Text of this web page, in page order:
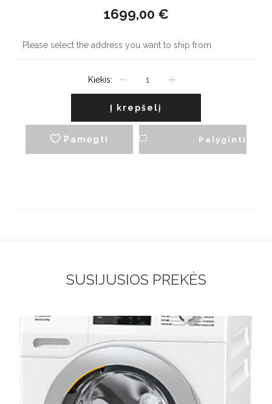
1699,00 €
Please select the address you want to ship from
Kiekis:
Pamėgti
Į krepšelį
Palyginti
SUSIJUSIOS PREKĖS